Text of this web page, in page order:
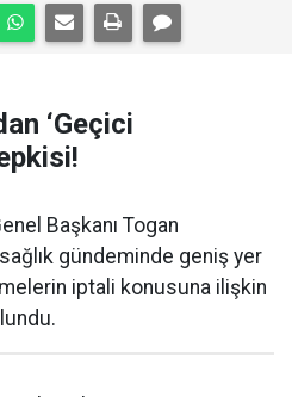
‘Geçici
Başkanı Togan
gündeminde geniş yer
iptali konusuna ilişkin